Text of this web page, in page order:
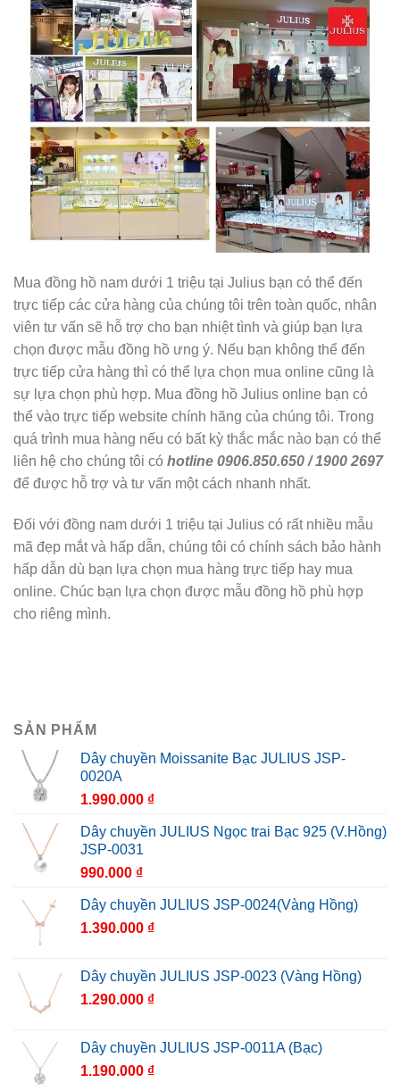
Mua đồng hồ nam dưới 1 triệu tại Julius bạn có thể đến
trực tiếp các cửa hàng của chúng tôi trên toàn quốc, nhân
viên tư vấn sẽ hỗ trợ cho bạn nhiệt tình và giúp bạn lựa
chọn được mẫu đồng hồ ưng ý. Nếu bạn không thể đến
trực tiếp cửa hàng thì có thể lựa chọn mua online cũng là
sự lựa chọn phù hợp. Mua đồng hồ Julius online bạn có
thể vào trực tiếp website chính hãng của chúng tôi. Trong
quá trình mua hàng nếu có bất kỳ thắc mắc nào bạn có thể
liên hệ cho chúng tôi có hotline 0906.850.650 / 1900 2697
để được hỗ trợ và tư vấn một cách nhanh nhất.
Đối với đồng nam dưới 1 triệu tại Julius có rất nhiều mẫu
mã đẹp mắt và hấp dẫn, chúng tôi có chính sách bảo hành
hấp dẫn dù bạn lựa chọn mua hàng trực tiếp hay mua
online. Chúc bạn lựa chọn được mẫu đồng hồ phù hợp
cho riêng mình.
SẢN PHẨM
Dây chuyền Moissanite Bạc JULIUS JSP-
0020A
1.990.000 ₫
Dây chuyền JULIUS Ngọc trai Bạc 925 (V.Hồng)
JSP-0031
990.000 ₫
Dây chuyền JULIUS JSP-0024(Vàng Hồng)
1.390.000 ₫
Dây chuyền JULIUS JSP-0023 (Vàng Hồng)
1.290.000 ₫
Dây chuyền JULIUS JSP-0011A (Bạc)
1.190.000 ₫